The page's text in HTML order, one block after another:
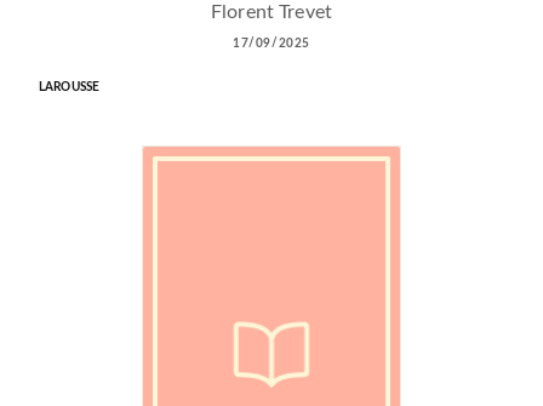
Florent Trevet
17/09/2025
LAROUSSE